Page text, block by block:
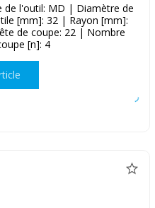
de l'outil: MD | Diamètre de
[mm]: 32 | Rayon [mm]:
de coupe: 22 | Nombre
[n]: 4